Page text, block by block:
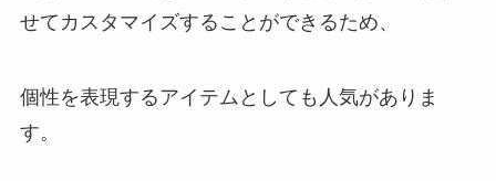
せてカスタマイズすることができるため、
個性を表現するアイテムとしても人気がありま
す。